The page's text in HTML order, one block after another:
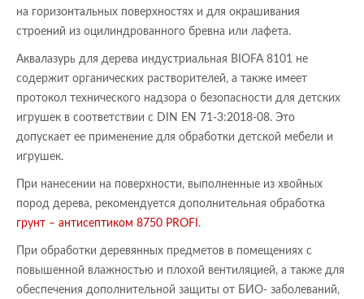
на горизонтальных поверхностях и для окрашивания
строений из оцилиндрованного бревна или лафета.
Аквалазурь для дерева индустриальная BIOFA 8101 не
содержит органических растворителей, а также имеет
протокол технического надзора о безопасности для детских
игрушек в соответствии с DIN EN 71-3:2018-08. Это
допускает ее применение для обработки детской мебели и
игрушек.
При нанесении на поверхности, выполненные из хвойных
пород дерева, рекомендуется дополнительная обработка
грунт – антисептиком 8750 PROFI .
При обработки деревянных предметов в помещениях с
повышенной влажностью и плохой вентиляцией, а также для
обеспечения дополнительной защиты от БИО- заболеваний,